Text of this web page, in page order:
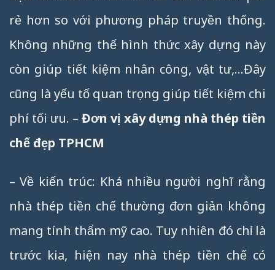
rẻ hơn so với phương pháp truyền thống.
Không những thế hình thức xây dựng này
còn giúp tiết kiệm nhân công, vật tư,…Đây
cũng là yếu tố quan trọng giúp tiết kiệm chi
phí tối ưu. – Đơn vị xây dựng nhà thép tiền
chế đẹp TPHCM
– Về kiến trúc: Khá nhiều người nghĩ rằng
nhà thép tiền chế thường đơn giản không
mang tính thẩm mỹ cao. Tuy nhiên đó chỉ là
trước kia, hiện nay nhà thép tiền chế có